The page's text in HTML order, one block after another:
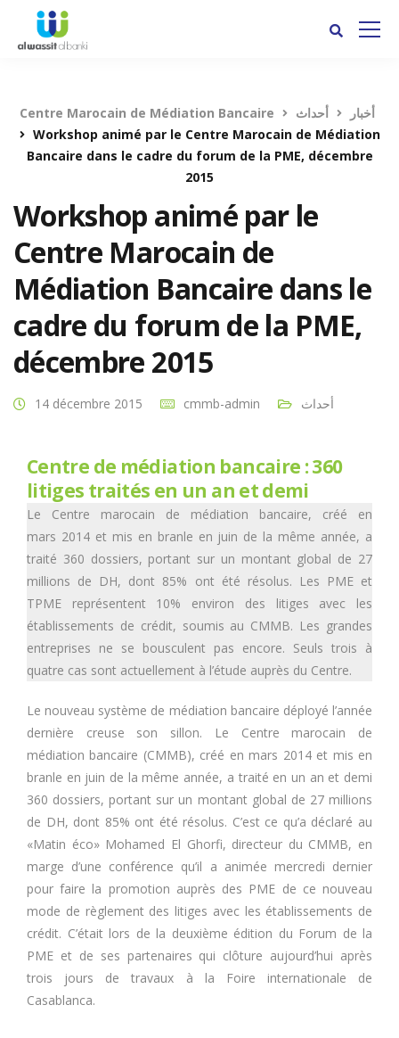
Centre Marocain de Médiation Bancaire أخبار
أحداث
Workshop animé par le Centre Marocain de Médiation
Bancaire dans le cadre du forum de la PME, décembre
2015
Workshop animé par le
Centre Marocain de
Médiation Bancaire dans le
cadre du forum de la PME,
décembre 2015
14 décembre 2015 cmmb-admin أحداث
Centre de médiation bancaire : 360
litiges traités en un an et demi
Le Centre marocain de médiation bancaire, créé en
mars 2014 et mis en branle en juin de la même année, a
traité 360 dossiers, portant sur un montant global de 27
millions de DH, dont 85% ont été résolus. Les PME et
TPME représentent 10% environ des litiges avec les
établissements de crédit, soumis au CMMB. Les grandes
entreprises ne se bousculent pas encore. Seuls trois à
quatre cas sont actuellement à l’étude auprès du Centre.
Le nouveau système de médiation bancaire déployé l’année
dernière creuse son sillon. Le Centre marocain de
médiation bancaire (CMMB), créé en mars 2014 et mis en
branle en juin de la même année, a traité en un an et demi
360 dossiers, portant sur un montant global de 27 millions
de DH, dont 85% ont été résolus. C’est ce qu’a déclaré au
«Matin éco» Mohamed El Ghorfi, directeur du CMMB, en
marge d’une conférence qu’il a animée mercredi dernier
pour faire la promotion auprès des PME de ce nouveau
mode de règlement des litiges avec les établissements de
crédit. C’était lors de la deuxième édition du Forum de la
PME et de ses partenaires qui clôture aujourd’hui après
trois jours de travaux à la Foire internationale de
Casablanca.